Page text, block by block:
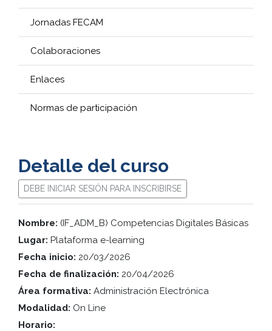
Jornadas FECAM
Colaboraciones
Enlaces
Normas de participación
Detalle del curso
DEBE INICIAR SESIÓN PARA INSCRIBIRSE
Nombre: (IF_ADM_B) Competencias Digitales Básicas
Lugar: Plataforma e-learning
Fecha inicio: 20/03/2026
Fecha de finalización: 20/04/2026
Área formativa: Administración Electrónica
Modalidad: On Line
Horario: